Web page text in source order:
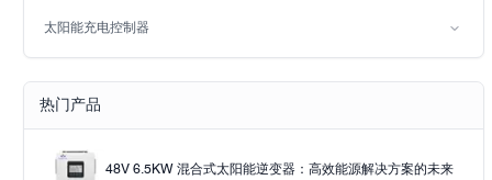
太阳灯
Solar pump
太阳能充电控制器
PWM
MPPT太阳能充电控制器
热门产品
48V 6.5KW 混合式太阳能逆变器：高效能源解决方案的未来